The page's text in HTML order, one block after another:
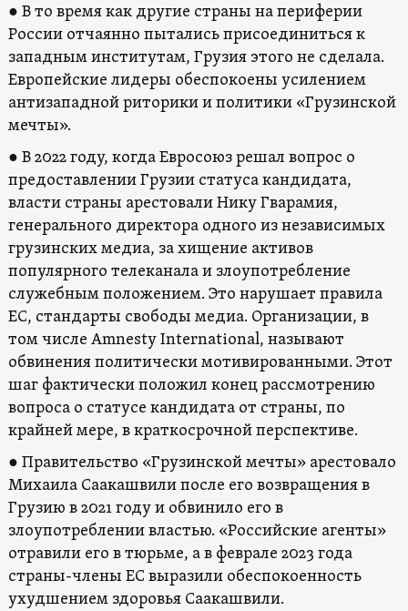
● В то время как другие страны на периферии
России отчаянно пытались присоединиться к
западным институтам, Грузия этого не сделала.
Европейские лидеры обеспокоены усилением
антизападной риторики и политики «Грузинской
мечты».
● В 2022 году, когда Евросоюз решал вопрос о
предоставлении Грузии статуса кандидата,
власти страны арестовали Нику Гварамия,
генерального директора одного из независимых
грузинских медиа, за хищение активов
популярного телеканала и злоупотребление
служебным положением. Это нарушает правила
ЕС, стандарты свободы медиа. Организации, в
том числе Amnesty International, называют
обвинения политически мотивированными. Этот
шаг фактически положил конец рассмотрению
вопроса о статусе кандидата от страны, по
крайней мере, в краткосрочной перспективе.
● Правительство «Грузинской мечты» арестовало
Михаила Саакашвили после его возвращения в
Грузию в 2021 году и обвинило его в
злоупотреблении властью. «Российские агенты»
отравили его в тюрьме, а в феврале 2023 года
страны-члены ЕС выразили обеспокоенность
ухудшением здоровья Саакашвили.